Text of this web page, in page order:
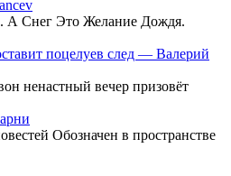
А Снег Это Желание Дождя.
поцелуев след — Валерий
ненастный вечер призовёт
Обозначен в пространстве